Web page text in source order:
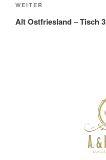
WEITER
Alt Ostfriesland – Tisch 3